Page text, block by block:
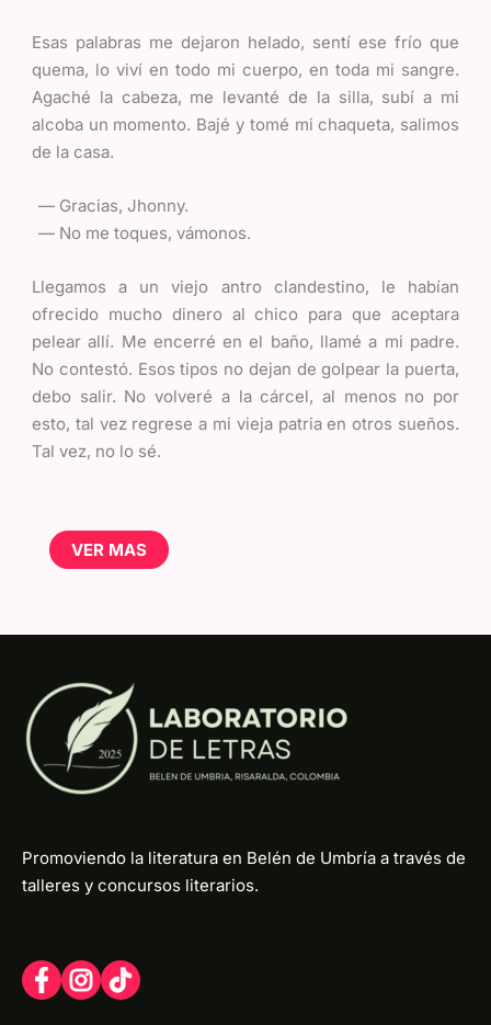
Esas palabras me dejaron helado, sentí ese frío que
quema, lo viví en todo mi cuerpo, en toda mi sangre.
Agaché la cabeza, me levanté de la silla, subí a mi
alcoba un momento. Bajé y tomé mi chaqueta, salimos
de la casa.
Gracias, Jhonny.
No me toques, vámonos.
Llegamos a un viejo antro clandestino, le habían
ofrecido mucho dinero al chico para que aceptara
pelear allí. Me encerré en el baño, llamé a mi padre.
No contestó. Esos tipos no dejan de golpear la puerta,
debo salir. No volveré a la cárcel, al menos no por
esto, tal vez regrese a mi vieja patria en otros sueños.
Tal vez, no lo sé.
VER MAS
Promoviendo la literatura en Belén de Umbría a través de
talleres y concursos literarios.